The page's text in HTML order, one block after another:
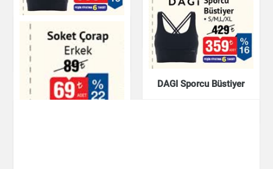
Dikişsiz Astar Elbise
Giyim
DAGI Sporcu Büstiyer
Giyim
DAGI Sporcu Büstiyer